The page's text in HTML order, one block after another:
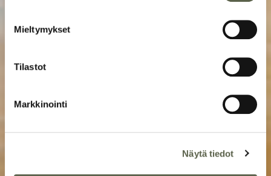
Mieltymykset
Tilastot
Markkinointi
Näytä tiedot